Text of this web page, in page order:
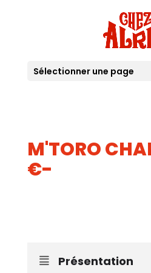
Sélectionner une page
M'TORO
€-
Présentation